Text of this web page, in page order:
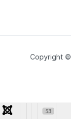
Copyright ©
53